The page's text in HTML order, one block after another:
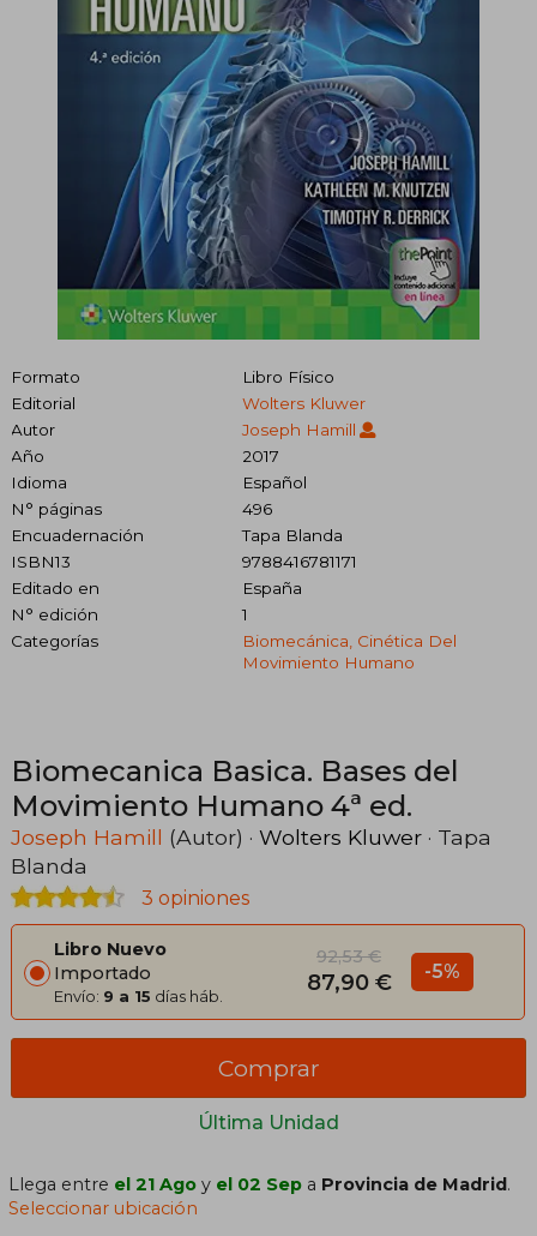
Formato
Libro Físico
Editorial
Wolters Kluwer
Autor
Joseph Hamill
Año
2017
Idioma
Español
N° páginas
496
Encuadernación
Tapa Blanda
ISBN13
9788416781171
Editado en
España
N° edición
1
Categorías
Biomecánica, Cinética Del
Movimiento Humano
Biomecanica Basica. Bases del
Movimiento Humano 4ª ed.
Joseph Hamill (Autor) · Wolters Kluwer · Tapa
Blanda
3 opiniones
Libro Nuevo
Importado
Envío: 9 a 15 días háb.
92,53 €
87,90 € -5%
Última Unidad
Comprar
Llega entre el 21 Ago y el 02 Sep a Provincia de Madrid.
Seleccionar ubicación